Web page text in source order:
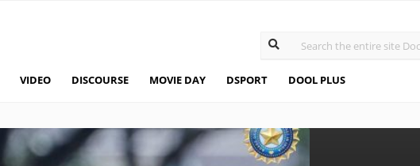
VIDEO DISCOURSE MOVIE DAY DSPORT DOOL PLUS